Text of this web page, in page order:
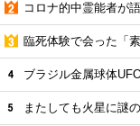
コロナ的中霊能者が
臨死体験で会った「
ブラジル金属球体
またしても火星に謎